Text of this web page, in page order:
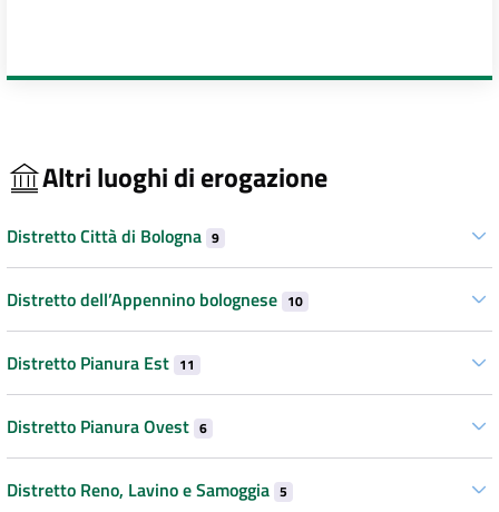
Altri luoghi di erogazione
Distretto Città di Bologna 9
Distretto dell’Appennino bolognese 10
Distretto Pianura Est 11
Distretto Pianura Ovest 6
Distretto Reno, Lavino e Samoggia 5